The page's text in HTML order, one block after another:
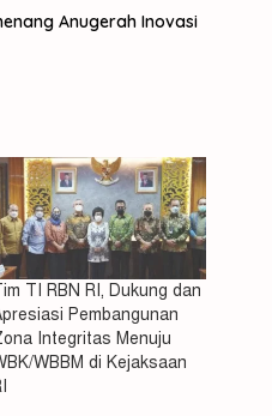
Anugerah Inovasi
TI RBN RI, Dukung dan
Pembangunan
Integritas Menuju
WBBM di Kejaksaan